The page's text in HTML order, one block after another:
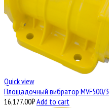
Quick view
Площадочный вибратор MVF500/3
16,177.00₽Add to cart